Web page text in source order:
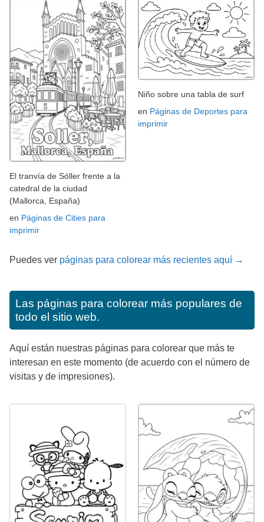
El tranvía de Sóller frente a la
catedral de la ciudad
(Mallorca, España)
en Páginas de Cities para
imprimir
Niño sobre una tabla de surf
en Páginas de Deportes para
imprimir
Puedes ver páginas para colorear más recientes aquí →
Las páginas para colorear más populares de
todo el sitio web.
Aquí están nuestras páginas para colorear que más te
interesan en este momento (de acuerdo con el número de
visitas y de impresiones).